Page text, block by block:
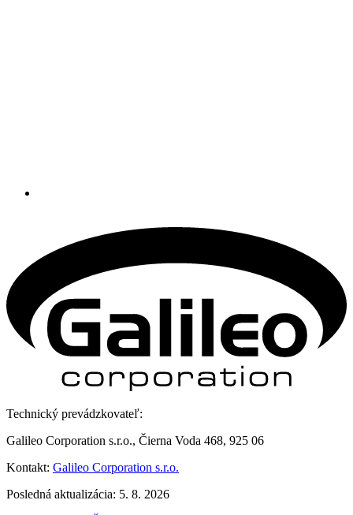
Technický prevádzkovateľ:
Galileo Corporation s.r.o., Čierna Voda 468, 925 06
Kontakt: Galileo Corporation s.r.o.
Posledná aktualizácia: 5. 8. 2026